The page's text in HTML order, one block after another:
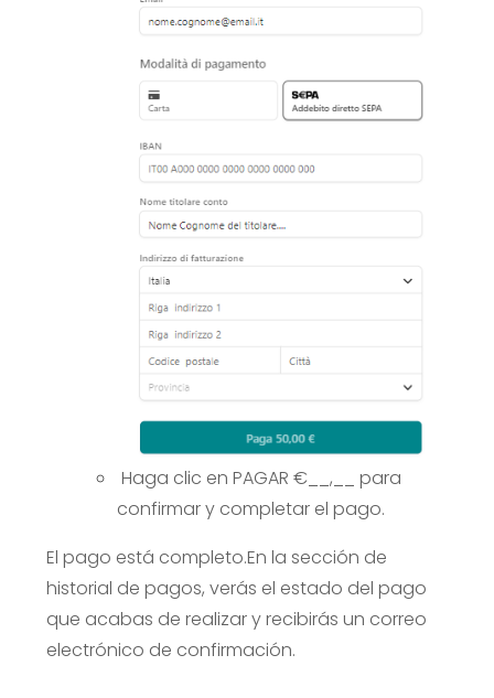
Haga clic en PAGAR €__,__ para
confirmar y completar el pago.
El pago está completo.En la sección de
historial de pagos, verás el estado del pago
que acabas de realizar y recibirás un correo
electrónico de confirmación.